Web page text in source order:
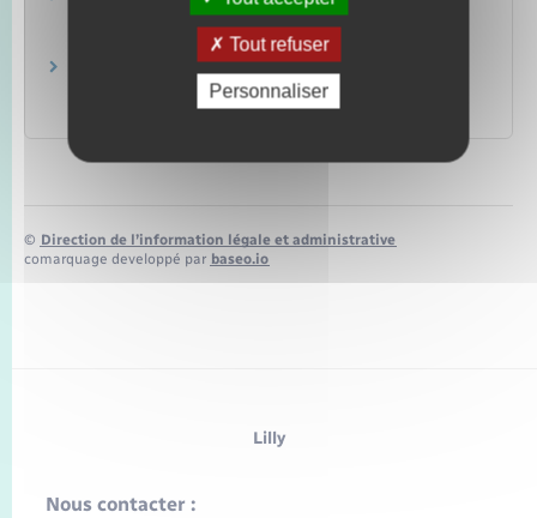
Ministère chargé des finances
Brochure pratique 2023 – Déclaration des
revenus de 2022
Ministère chargé des finances
© Direction de l’information légale et administrative
comarquage developpé par baseo.io
Lilly
Nous contacter :
Tout refuser
Personnaliser